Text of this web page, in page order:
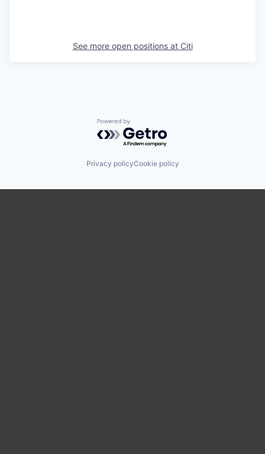
See more open positions at Citi
Powered by Getro.com
Privacy policyCookie policy